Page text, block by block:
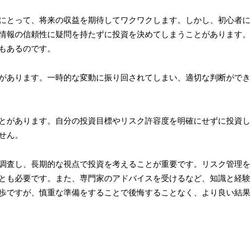
とって、将来の収益を期待してワクワクします。しかし、初心者に
の信頼性に疑問を持たずに投資を決めてしまうことがあります。
あるのです。
あります。一時的な変動に振り回されてしまい、適切な判断ができ
があります。自分の投資目標やリスク許容度を明確にせずに投資し
ん。
査し、長期的な視点で投資を考えることが重要です。リスク管理を
も必要です。また、専門家のアドバイスを受けるなど、知識と経験
ですが、慎重な準備をすることで後悔することなく、より良い結果